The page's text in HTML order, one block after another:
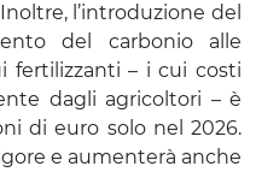
l’introduzione del
del carbonio alle
fertilizzanti – i cui costi
dagli agricoltori – è
di euro solo nel 2026.
e aumenterà anche